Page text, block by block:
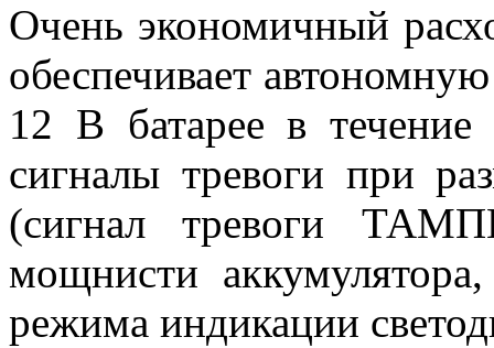
Очень экономичный
обеспечивает
12 В батарее в течение
сигналы тревоги при
(сигнал тревоги
мощнисти
режима индикации